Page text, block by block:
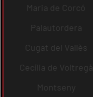
Maria de Corcó
Palautordera
Cugat del Vallès
Cecília de Voltregà
Montseny